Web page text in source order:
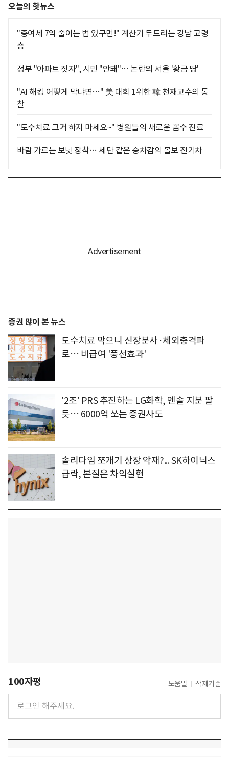
오늘의 핫뉴스
"증여세 7억 줄이는 법 있구먼!" 계산기 두드리는 강남 고령
층
정부 "아파트 짓자", 시민 "안돼"… 논란의 서울 '황금 땅'
"AI 해킹 어떻게 막냐면…" 美 대회 1위한 韓 천재교수의 통
찰
"도수치료 그거 하지 마세요~" 병원들의 새로운 꼼수 진료
바람 가르는 보닛 장착… 세단 같은 승차감의 볼보 전기차
증권 많이 본 뉴스
도수치료 막으니 신장분사·체외충격파
로… 비급여 '풍선효과'
'2조' PRS 추진하는 LG화학, 엔솔 지분 팔
듯… 6000억 쏘는 증권사도
솔리다임 쪼개기 상장 악재?... SK하이닉스
급락, 본질은 차익실현
100자평 도움말 삭제기준